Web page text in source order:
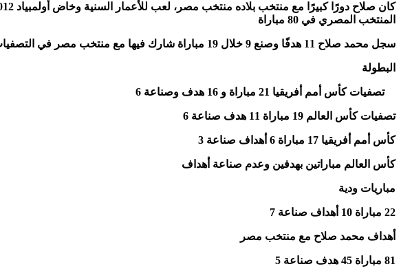
المنتخب المصري في 80 مباراة
سجل محمد صلاح 11 هدفًا وصنع 9 خلال 19 مباراة شارك فيها مع منتخب مصر في التصفيات
البطولة
تصفيات كأس أمم أفريقيا 21 مباراة و 16 هدف وصناعة 6
تصفيات كأس العالم 19 مباراة 11 هدف صناعة 6
كأس أمم أفريقيا 17 مباراة 6 أهداف صناعة 3
كأس العالم مباراتين بهدفين وعدم صناعة أهداف
مباريات ودية
22 مباراة 10 أهداف صناعة 7
أهداف محمد صلاح مع منتخب مصر
81 مباراة 45 هدف صناعة 5